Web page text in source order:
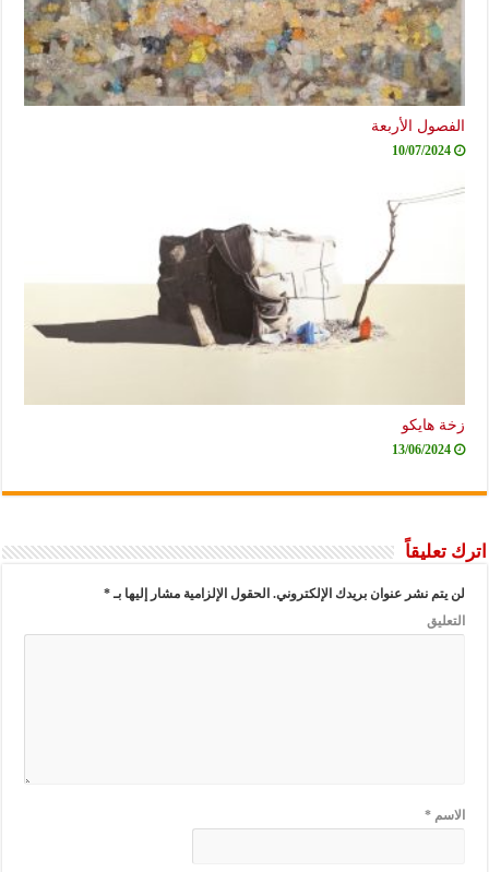
الأربعة
10/07/2024
هايكو
13/06/2024
يتم نشر عنوان بريدك الإلكتروني.الحقول الإلزامية مشار إليها بـ*
*